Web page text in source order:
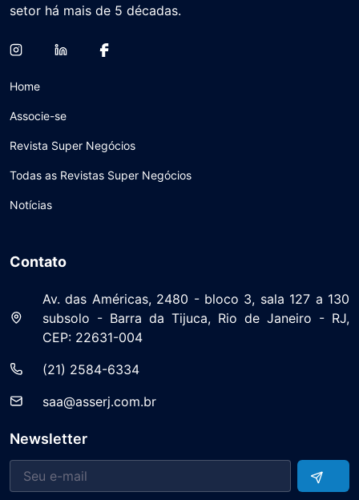
setor há mais de 5 décadas.
Home
Associe-se
Revista Super Negócios
Todas as Revistas Super Negócios
Notícias
Contato
Av. das Américas, 2480 - bloco 3, sala 127 a 130
subsolo - Barra da Tijuca, Rio de Janeiro - RJ,
CEP: 22631-004
(21) 2584-6334
saa@asserj.com.br
Newsletter